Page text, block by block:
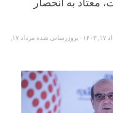
به انحصار
· بروزرسانی شده
مرداد ۱۷,